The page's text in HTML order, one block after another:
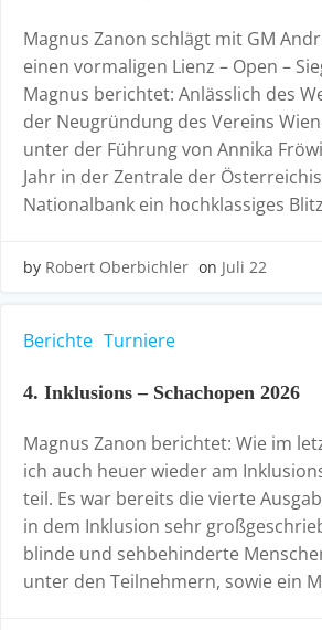
Magnus Zanon schlägt mit GM
einen vormaligen Lienz – Open –
Magnus berichtet: Anlässlich des
der Neugründung des Vereins
unter der Führung von Annika
Jahr in der Zentrale der
Nationalbank ein hochklassiges
by Robert Oberbichler on Juli 22
Berichte Turniere
4. Inklusions – Schachopen 2026
Magnus Zanon berichtet: Wie im
ich auch heuer wieder am
teil. Es war bereits die vierte
in dem Inklusion sehr
blinde und sehbehinderte
unter den Teilnehmern, sowie ein